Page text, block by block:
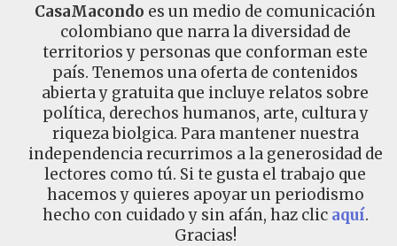
CasaMacondo es un medio de comunicación
colombiano que narra la diversidad de
territorios y personas que conforman este
país. Tenemos una oferta de contenidos
abierta y gratuita que incluye relatos sobre
política, derechos humanos, arte, cultura y
riqueza biolgica. Para mantener nuestra
independencia recurrimos a la generosidad de
lectores como tú. Si te gusta el trabajo que
hacemos y quieres apoyar un periodismo
hecho con cuidado y sin afán, haz clic aquí.
Gracias!